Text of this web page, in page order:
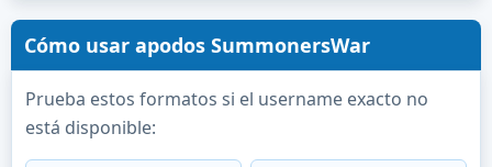
Cómo usar apodos SummonersWar
Prueba estos formatos si el username exacto no
está disponible: